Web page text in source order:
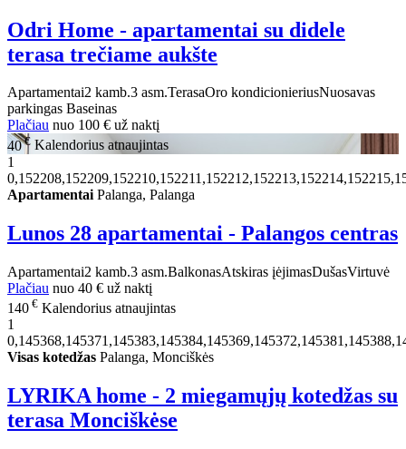
Odri Home - apartamentai su didele
terasa trečiame aukšte
Apartamentai2 kamb.3 asm.TerasaOro kondicionieriusNuosavas
parkingas Baseinas
Plačiau nuo 100 € už naktį
40€ Kalendorius atnaujintas
1
Apartamentai Palanga, Palanga
Lunos 28 apartamentai - Palangos centras
Apartamentai2 kamb.3 asm.BalkonasAtskiras įėjimasDušasVirtuvė
Plačiau nuo 40 € už naktį
140 € Kalendorius atnaujintas
1
Visas kotedžas Palanga, Monciškės
LYRIKA home - 2 miegamųjų kotedžas su
terasa Monciškėse